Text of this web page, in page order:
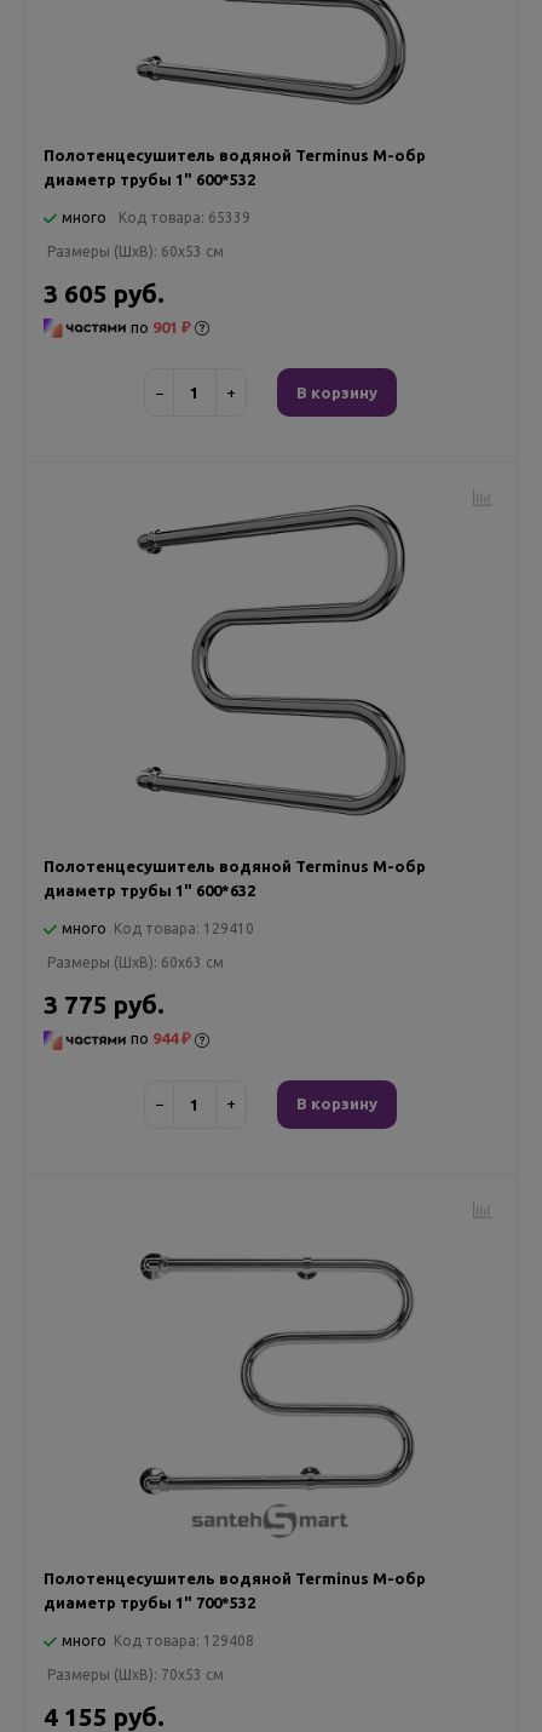
Полотенцесушитель водяной Terminus М-обр
диаметр трубы 1" 600*532
много Код товара: 65339
Размеры (ШxВ): 60x53 см
3 605 руб.
по 901 ₽
− + В корзину
Полотенцесушитель водяной Terminus М-обр
диаметр трубы 1" 600*632
много Код товара: 129410
Размеры (ШxВ): 60x63 см
3 775 руб.
по 944 ₽
− + В корзину
Полотенцесушитель водяной Terminus М-обр
диаметр трубы 1" 700*532
много Код товара: 129408
Размеры (ШxВ): 70x53 см
4 155 руб.